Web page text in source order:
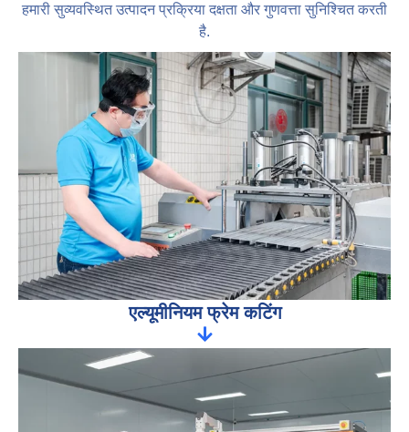
हमारी सुव्यवस्थित उत्पादन प्रक्रिया दक्षता और गुणवत्ता सुनिश्चित करती
है.
एल्यूमीनियम फ्रेम कटिंग